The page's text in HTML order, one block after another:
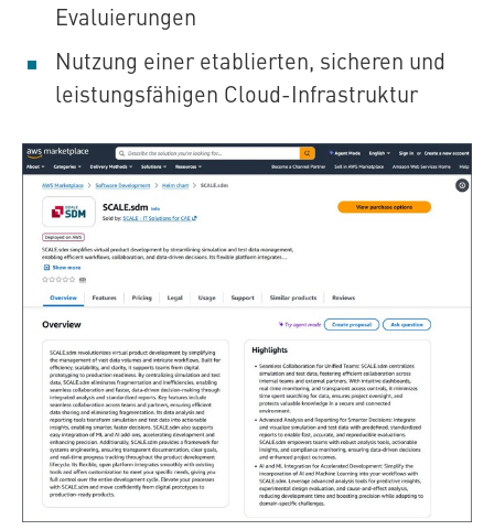
Evaluierungen
Nutzung einer etablierten, sicheren und
leistungsfähigen Cloud-Infrastruktur